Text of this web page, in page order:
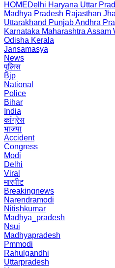
HOMEDelhi Haryana Uttar
Madhya Pradesh Rajasthan
Uttarakhand PunjabAndhra
Karnataka Maharashtra Assam
Odisha Kerala
Jansamasya
News
पुलिस
Bjp
National
Police
Bihar
India
कांग्रेस
भाजपा
Accident
Congress
Modi
Delhi
Viral
मारपीट
Breakingnews
Narendramodi
Nitishkumar
Madhya_pradesh
Nsui
Madhyapradesh
Pmmodi
Rahulgandhi
Uttarpradesh